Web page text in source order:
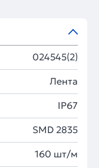
024545(2)
Лента
IP67
SMD 2835
160 шт/м